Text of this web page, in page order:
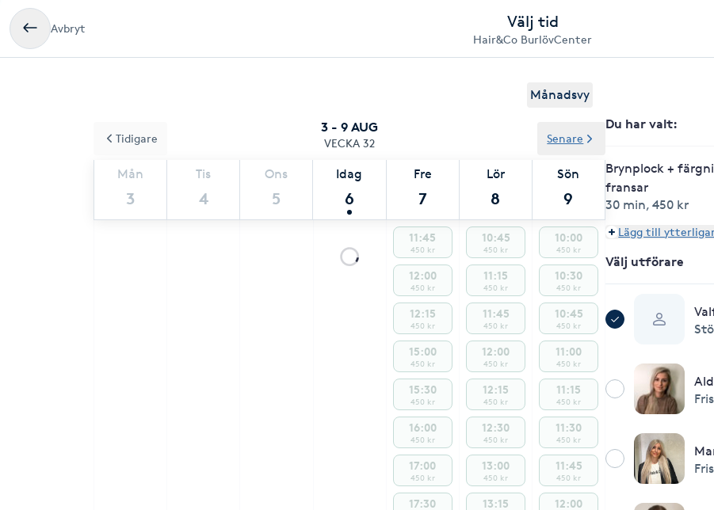
Avbryt Välj tid
Hair&Co BurlövCenter
Månadsvy
3 - 9 AUG
VECKA 32
Mån
3
Tis
4
Ons
5
Idag
6
Fre
7
Lör
8
Sön
9
Tidigare Senare
11:45
450 kr
12:00
450 kr
12:15
450 kr
15:00
450 kr
15:30
450 kr
16:00
450 kr
17:00
450 kr
17:30
10:45
450 kr
11:15
450 kr
11:45
450 kr
12:00
450 kr
12:15
450 kr
12:30
450 kr
13:00
450 kr
13:15
10:00
450 kr
10:30
450 kr
10:45
450 kr
11:00
450 kr
11:15
450 kr
11:30
450 kr
11:45
450 kr
12:00
Du har valt:
Brynplock +
fransar
30 min,450 kr
Lägg till
Välj utförare